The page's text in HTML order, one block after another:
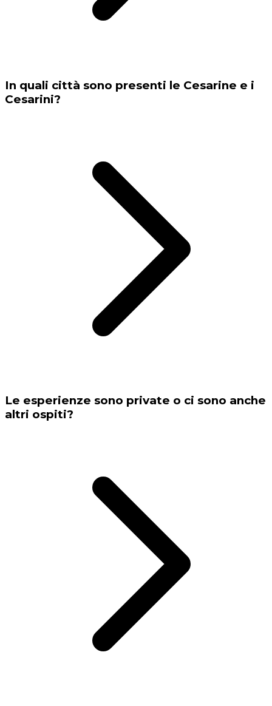
In quali città sono presenti le Cesarine e i
Cesarini?
Le esperienze sono private o ci sono anche
altri ospiti?